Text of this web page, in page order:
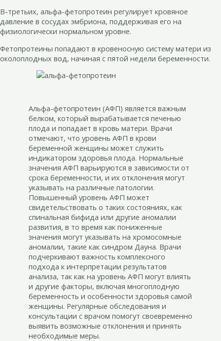
В-третьих, альфа-фетопротеин регулирует кровяное
давление в сосудах эмбриона, поддерживая его на
физиологически нормальном уровне.
Фетопротеины попадают в кровеносную систему матери из
околоплодных вод, начиная с пятой недели беременности.
Альфа-фетопротеин (АФП) является важным
белком, который вырабатывается печенью
плода и попадает в кровь матери. Врачи
отмечают, что уровень АФП в крови
беременной женщины может служить
индикатором здоровья плода. Нормальные
значения АФП варьируются в зависимости от
срока беременности, и их отклонения могут
указывать на различные патологии.
Повышенный уровень АФП может
свидетельствовать о таких состояниях, как
спинальная бифида или другие аномалии
развития, в то время как пониженные
значения могут указывать на хромосомные
аномалии, такие как синдром Дауна. Врачи
подчеркивают важность комплексного
подхода к интерпретации результатов
анализа, так как на уровень АФП могут влиять
и другие факторы, включая многоплодную
беременность и особенности здоровья самой
женщины. Регулярные обследования и
консультации с врачом помогут своевременно
выявить возможные отклонения и принять
необходимые меры.